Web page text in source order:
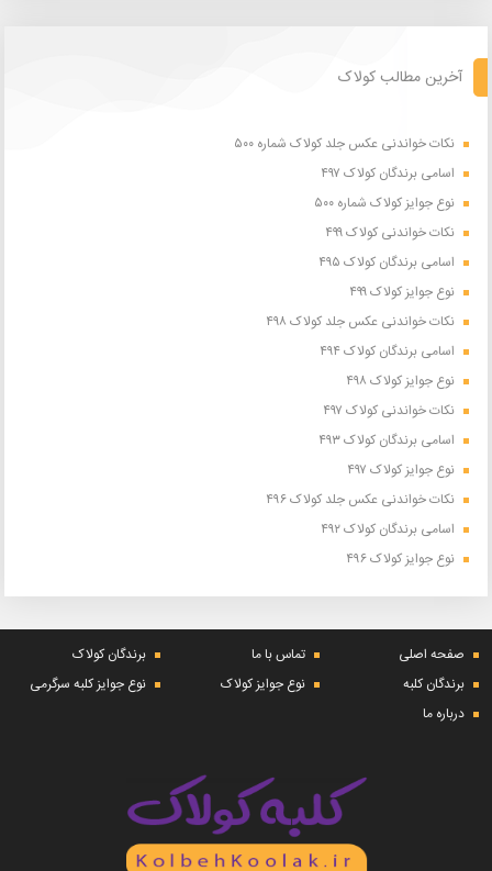
آخرین مطالب کولاک
نکات خواندنی عکس جلد کولاک شماره ۵۰۰
اسامی برندگان کولاک ۴۹۷
نوع جوایز کولاک شماره ۵۰۰
نکات خواندنی کولاک ۴۹۹
اسامی برندگان کولاک ۴۹۵
نوع جوایز کولاک ۴۹۹
نکات خواندنی عکس جلد کولاک ۴۹۸
اسامی برندگان کولاک ۴۹۴
نوع جوایز کولاک ۴۹۸
نکات خواندنی کولاک ۴۹۷
اسامی برندگان کولاک ۴۹۳
نوع جوایز کولاک ۴۹۷
نکات خواندنی عکس جلد کولاک ۴۹۶
اسامی برندگان کولاک ۴۹۲
نوع جوایز کولاک ۴۹۶
صفحه اصلی تماس با ما
برندگان کولاک
برندگان کلبه
نوع جوایز کولاک
نوع جوایز کلبه سرگرمی
درباره ما